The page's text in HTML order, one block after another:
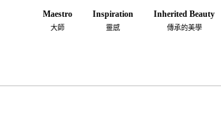
Maestro
大師
Inspiration
靈感
Inherited Beauty
傳承的美學